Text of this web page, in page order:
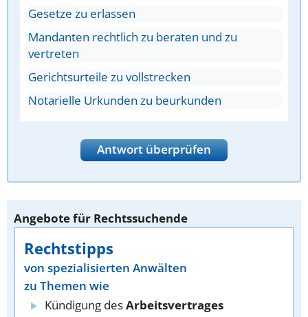
Gesetze zu erlassen
Mandanten rechtlich zu beraten und zu
vertreten
Gerichtsurteile zu vollstrecken
Notarielle Urkunden zu beurkunden
Antwort überprüfen
Angebote für Rechtssuchende
Rechtstipps
von spezialisierten Anwälten
zu Themen wie
Kündigung desArbeitsvertrages